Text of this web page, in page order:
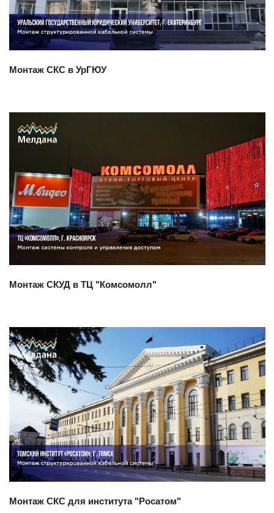
Монтаж СКС в УрГЮУ
Смотреть проект
Монтаж СКУД в ТЦ "Комсомолл"
Смотреть проект
Монтаж СКС для института "Росатом"